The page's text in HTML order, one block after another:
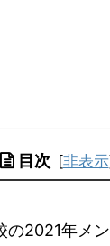
目次 [非表示
の2021年メ